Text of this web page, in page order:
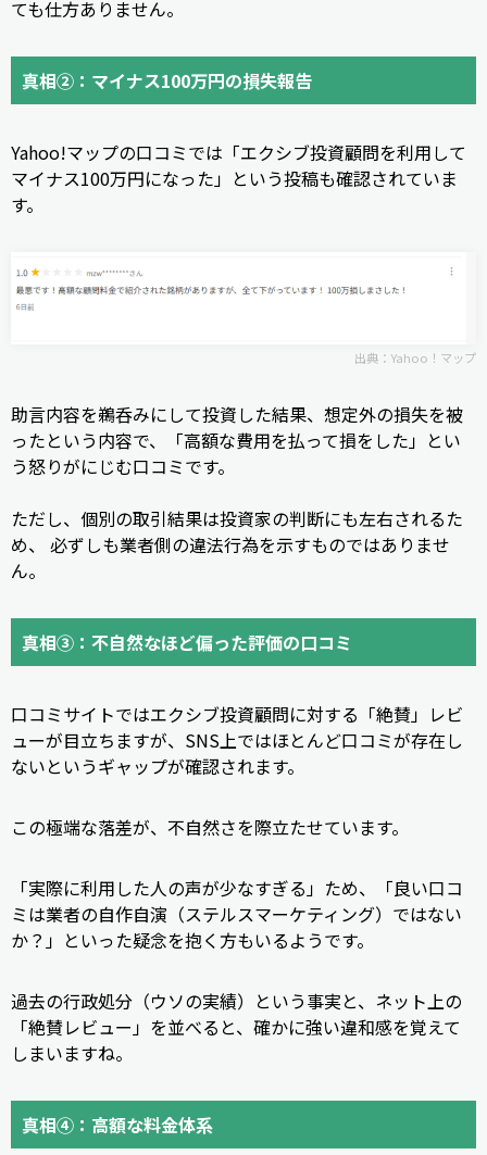
ても仕方ありません。
真相②：マイナス100万円の損失報告
Yahoo!マップの口コミでは「エクシブ投資顧問を利用して
マイナス100万円になった」という投稿も確認されていま
す。
出典： Yahoo！マップ
助言内容を鵜呑みにして投資した結果、想定外の損失を被
ったという内容で、「高額な費用を払って損をした」とい
う怒りがにじむ口コミです。
ただし、個別の取引結果は投資家の判断にも左右されるた
め、 必ずしも業者側の違法行為を示すものではありませ
ん。
真相③：不自然なほど偏った評価の口コミ
口コミサイトではエクシブ投資顧問に対する「絶賛」レビ
ューが目立ちますが、SNS上ではほとんど口コミが存在し
ないというギャップが確認されます。
この極端な落差が、不自然さを際立たせています。
「実際に利用した人の声が少なすぎる」ため、「良い口コ
ミは業者の自作自演（ステルスマーケティング）ではない
か？」といった疑念を抱く方もいるようです。
過去の行政処分（ウソの実績）という事実と、ネット上の
「絶賛レビュー」を並べると、確かに強い違和感を覚えて
しまいますね。
真相④：高額な料金体系